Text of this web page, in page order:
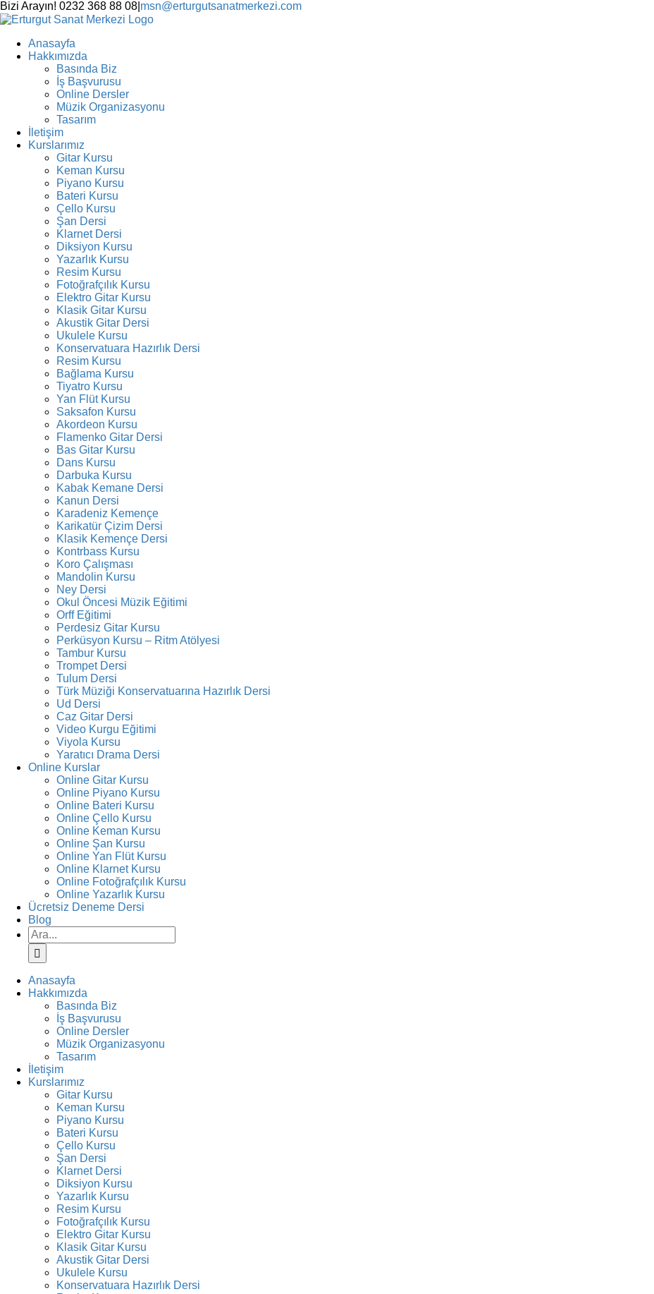
Skip
to
Bizi Arayın! 0232 368 88 08 msn@erturgutsanatmerkezi.com
Facebook
Instagram
X
YouTube
Anasayfa
Hakkımızda
Basında Biz
İş Başvurusu
Online Dersler
Müzik Organizasyonu
Tasarım
İletişim
Kurslarımız
Gitar Kursu
Keman Kursu
Piyano Kursu
Bateri Kursu
Çello Kursu
Şan Dersi
Klarnet Dersi
Diksiyon Kursu
Yazarlık Kursu
Resim Kursu
Fotoğrafçılık Kursu
Elektro Gitar Kursu
Klasik Gitar Kursu
Akustik Gitar Dersi
Ukulele Kursu
Konservatuara Hazırlık Dersi
Resim Kursu
Bağlama Kursu
Tiyatro Kursu
Yan Flüt Kursu
Saksafon Kursu
Akordeon Kursu
Flamenko Gitar Dersi
Bas Gitar Kursu
Dans Kursu
Darbuka Kursu
Kabak Kemane Dersi
Kanun Dersi
Karadeniz Kemençe
Karikatür Çizim Dersi
Klasik Kemençe Dersi
Kontrbass Kursu
Koro Çalışması
Mandolin Kursu
Ney Dersi
Okul Öncesi Müzik Eğitimi
Orff Eğitimi
Perdesiz Gitar Kursu
Perküsyon Kursu – Ritm Atölyesi
Tambur Kursu
Trompet Dersi
Tulum Dersi
Türk Müziği Konservatuarına Hazırlık Dersi
Ud Dersi
Caz Gitar Dersi
Video Kurgu Eğitimi
Viyola Kursu
Yaratıcı Drama Dersi
Online Kurslar
Online Gitar Kursu
Online Piyano Kursu
Online Bateri Kursu
Online Çello Kursu
Online Keman Kursu
Online Şan Kursu
Online Yan Flüt Kursu
Online Klarnet Kursu
Online Fotoğrafçılık Kursu
Online Yazarlık Kursu
Ücretsiz Deneme Dersi
Blog
Ara:
Anasayfa
Hakkımızda
Basında Biz
İş Başvurusu
Online Dersler
Müzik Organizasyonu
Tasarım
İletişim
Kurslarımız
Gitar Kursu
Keman Kursu
Piyano Kursu
Bateri Kursu
Çello Kursu
Şan Dersi
Klarnet Dersi
Diksiyon Kursu
Yazarlık Kursu
Resim Kursu
Fotoğrafçılık Kursu
Elektro Gitar Kursu
Klasik Gitar Kursu
Akustik Gitar Dersi
Ukulele Kursu
Konservatuara Hazırlık Dersi